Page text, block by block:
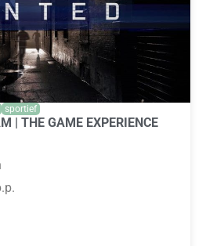
sportief
| THE GAME EXPERIENCE